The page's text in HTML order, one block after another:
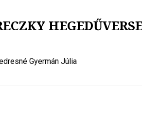
Gyermán Júlia